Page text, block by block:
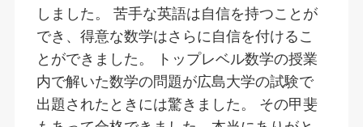
しました。 苦手な英語は自信を持つことが
でき、得意な数学はさらに自信を付けるこ
とができました。 トップレベル数学の授業
内で解いた数学の問題が広島大学の試験で
出題されたときには驚きました。 その甲斐